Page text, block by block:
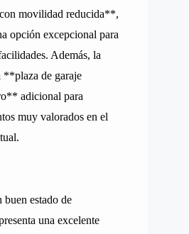
movilidad reducida**,
opción excepcional para
Además, la
**plaza de garaje
adicional para
muy valorados en el
estado de
una excelente